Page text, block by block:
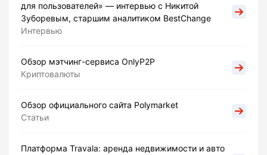
для пользователей» — интервью с Никитой
Зуборевым, старшим аналитиком BestChange
Интервью
Обзор мэтчинг-сервиса OnlyP2P
Криптовалюты
Обзор официального сайта Polymarket
Статьи
Платформа Travala: аренда недвижимости и авто